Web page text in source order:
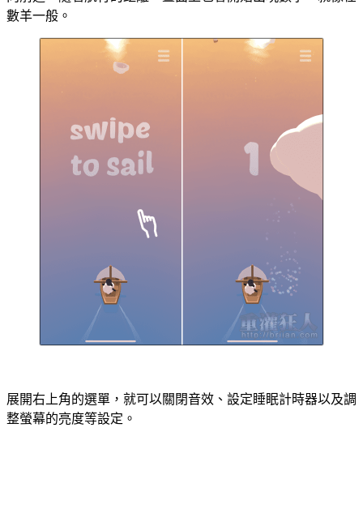
數羊一般。
展開右上角的選單，就可以關閉音效、設定睡眠計時器以及調
整螢幕的亮度等設定。